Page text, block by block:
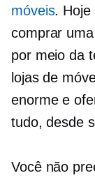
móveis. Hoje
comprar
por meio da
lojas de
enorme e
tudo, desde
Você não